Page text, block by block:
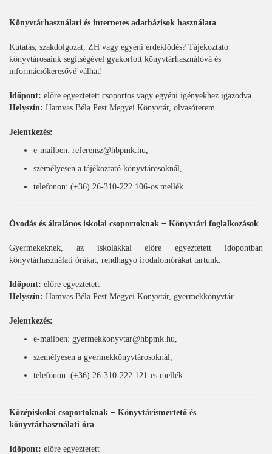
Könyvtárhasználati és internetes adatbázisok használata
Kutatás, szakdolgozat, ZH vagy egyéni érdeklődés? Tájékoztató
könyvtárosaink segítségével gyakorlott könyvtárhasználóvá és
információkeresővé válhat!
Időpont: előre egyeztetett csoportos vagy egyéni igényekhez igazodva
Helyszín: Hamvas Béla Pest Megyei Könyvtár, olvasóterem
Jelentkezés:
e-mailben: referensz@hbpmk.hu,
személyesen a tájékoztató könyvtárosoknál,
telefonon: (+36) 26-310-222 106-os mellék.
Óvodás és általános iskolai csoportoknak ̶ Könyvtári foglalkozások
Gyermekeknek, az iskolákkal előre egyeztetett időpontban
könyvtárhasználati órákat, rendhagyó irodalomórákat tartunk.
Időpont: előre egyeztetett
Helyszín: Hamvas Béla Pest Megyei Könyvtár, gyermekkönyvtár
Jelentkezés:
e-mailben: gyermekkonyvtar@hbpmk.hu,
személyesen a gyermekkönyvtárosoknál,
telefonon: (+36) 26-310-222 121-es mellék.
Középiskolai csoportoknak ̶ Könyvtárismertető és
könyvtárhasználati óra
Időpont: előre egyeztetett